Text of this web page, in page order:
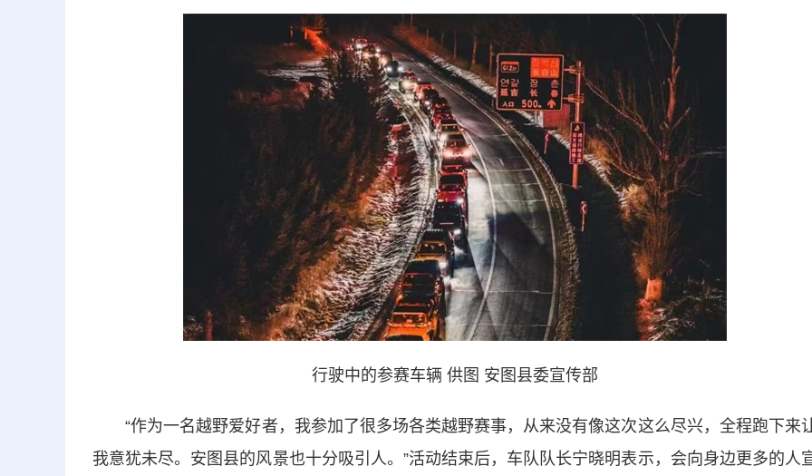
行驶中的参赛车辆 供图 安图县委宣传部
“作为一名越野爱好者，我参加了很多场各类越野赛事，从来没有像这次这么尽兴，全程跑下来
我意犹未尽。安图县的风景也十分吸引人。”活动结束后，车队队长宁晓明表示，会向身边更多的人